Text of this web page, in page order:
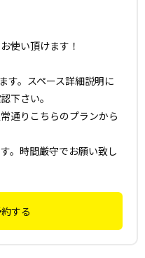
使い頂けます！
す。スペース詳細説明に
下さい。
通りこちらのプランから
。時間厳守でお願い致し
する